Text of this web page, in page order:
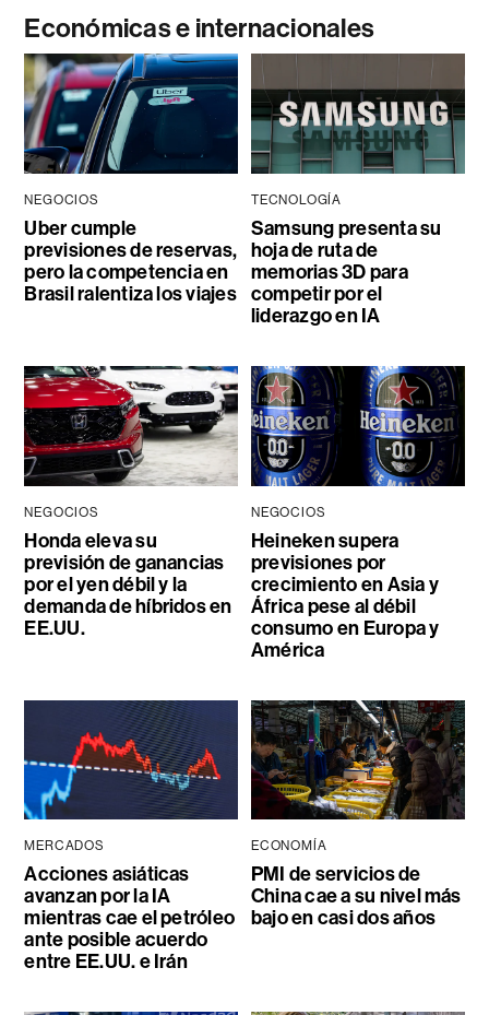
Económicas e internacionales
NEGOCIOS
Uber cumple
previsiones de reservas,
pero la competencia en
Brasil ralentiza los viajes
TECNOLOGÍA
Samsung presenta su
hoja de ruta de
memorias 3D para
competir por el
liderazgo en IA
NEGOCIOS
Honda eleva su
previsión de ganancias
por el yen débil y la
demanda de híbridos en
EE.UU.
NEGOCIOS
Heineken supera
previsiones por
crecimiento en Asia y
África pese al débil
consumo en Europa y
América
MERCADOS
Acciones asiáticas
avanzan por la IA
mientras cae el petróleo
ante posible acuerdo
entre EE.UU. e Irán
ECONOMÍA
PMI de servicios de
China cae a su nivel más
bajo en casi dos años